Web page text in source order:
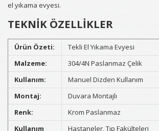
el yıkama evyesi.
TEKNİK ÖZELLİKLER
Ürün Özeti:
Tekli El Yıkama Evyesi
Malzeme:
304/4N Paslanmaz Çelik
Kullanım:
Manuel Dizden Kullanım
Montaj:
Duvara Montajlı
Renk:
Krom Paslanmaz
Kullanım
Hastaneler, Tıp Fakülteleri